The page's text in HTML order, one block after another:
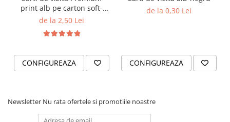
print alb pe carton soft-
touch
de la 2,50 Lei
CONFIGUREAZA
de la 0,30 Lei
CONFIGUREAZA
Newsletter Nu rata ofertele si promotiile noastre